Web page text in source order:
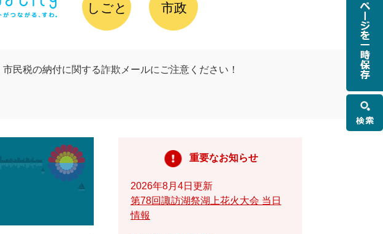
しごと 市政
市民税の納付に関する詐欺メールにご注意ください！
重要なお知らせ
2026年8月4日更新
第78回諏訪湖祭湖上花火大会 当日
情報